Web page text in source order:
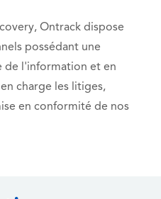
Ontrack dispose
possédant une
de l'information et en
charge les litiges,
en conformité de nos